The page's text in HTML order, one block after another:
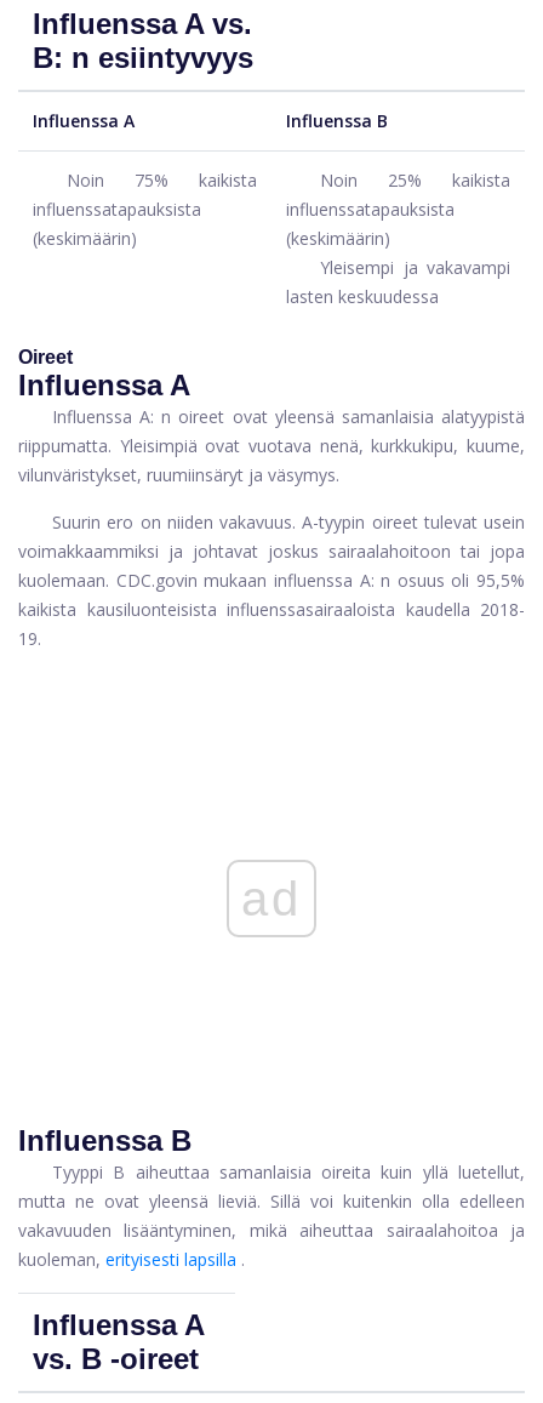
Influenssa A vs.
B: n esiintyvyys
Influenssa A Influenssa B
Noin 75% kaikista
influenssatapauksista
(keskimäärin)
Noin 25% kaikista
influenssatapauksista
(keskimäärin)
Yleisempi ja vakavampi
lasten keskuudessa
Oireet
Influenssa A
Influenssa A: n oireet ovat yleensä samanlaisia ​​alatyypistä
riippumatta. Yleisimpiä ovat vuotava nenä, kurkkukipu, kuume,
vilunväristykset, ruumiinsäryt ja väsymys.
Suurin ero on niiden vakavuus. A-tyypin oireet tulevat usein
voimakkaammiksi ja johtavat joskus sairaalahoitoon tai jopa
kuolemaan. CDC.govin mukaan influenssa A: n osuus oli 95,5%
kaikista kausiluonteisista influenssasairaaloista kaudella 2018-
19.
ad
Influenssa B
Tyyppi B aiheuttaa samanlaisia ​​oireita kuin yllä luetellut,
mutta ne ovat yleensä lieviä. Sillä voi kuitenkin olla edelleen
vakavuuden lisääntyminen, mikä aiheuttaa sairaalahoitoa ja
kuoleman, erityisesti lapsilla .
Influenssa A
vs. B -oireet